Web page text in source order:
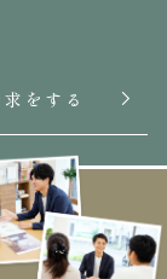
をする